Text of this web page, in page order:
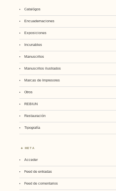
Catalógos
Encuadernaciones
Exposiciones
Incunables
Manuscritos
Manuscritos ilustrados
Marcas de Impresores
Otros
REBIUN
Restauración
Tipografía
META
Acceder
Feed de entradas
Feed de comentarios